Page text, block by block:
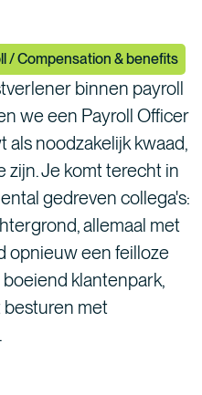
/ Compensation & benefits
binnen payroll
we een Payroll Officer
noodzakelijk kwaad,
zijn. Je komt terecht in
gedreven collega's:
allemaal met
opnieuw een feilloze
klantenpark,
besturen met